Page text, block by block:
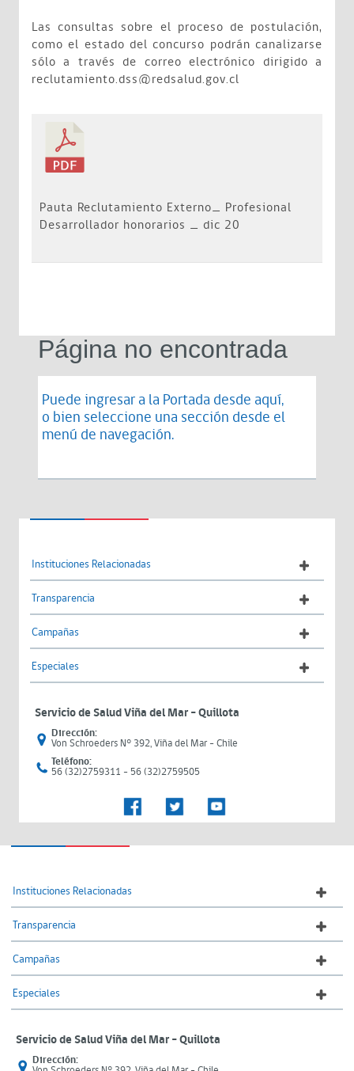
Las consultas sobre el proceso de postulación,
como el estado del concurso podrán canalizarse
sólo a través de correo electrónico dirigido a
reclutamiento.dss@redsalud.gov.cl
Pauta Reclutamiento Externo_ Profesional
Desarrollador honorarios _ dic 20
Página no encontrada
Puede ingresar a la Portada desde aquí,
o bien seleccione una sección desde el
menú de navegación.
Instituciones Relacionadas
Transparencia
Campañas
Especiales
Servicio de Salud Viña del Mar – Quillota
Dirección:
Von Schroeders N° 392, Viña del Mar - Chile
Teléfono:
56 (32)2759311 - 56 (32)2759505
Instituciones Relacionadas
Transparencia
Campañas
Especiales
Servicio de Salud Viña del Mar – Quillota
Dirección: